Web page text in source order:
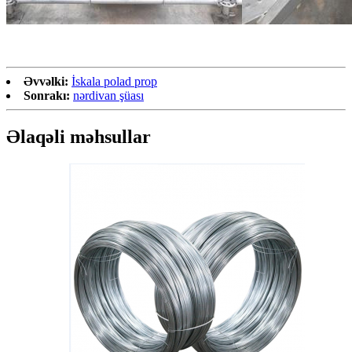
Əvvəlki: İskala polad prop
Sonrakı: nərdivan şüası
Əlaqəli məhsullar